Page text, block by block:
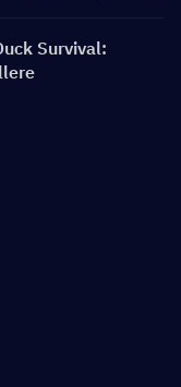
Survival: